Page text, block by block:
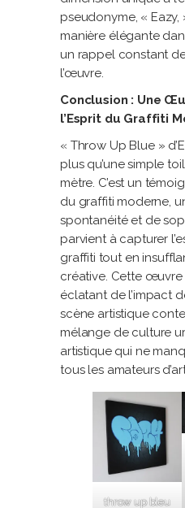
pseudonyme, «
manière élégante
un rappel constant
l’œuvre.
Conclusion : Une
l’Esprit du Graffiti
« Throw Up Blue »
plus qu’une simple
mètre. C’est un
du graffiti moderne,
spontanéité et de
parvient à capturer
graffiti tout en
créative. Cette
éclatant de l’impact
scène artistique
mélange de culture
artistique qui ne
tous les amateurs
throw up bleu